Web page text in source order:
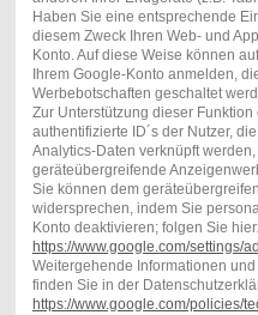
Haben Sie eine entsprechende
diesem Zweck Ihren Web- und
Konto. Auf diese Weise können
Ihrem Google-Konto anmelden,
Werbebotschaften geschaltet
Zur Unterstützung dieser
authentifizierte ID´s der Nutzer,
Analytics-Daten verknüpft
geräteübergreifende
Sie können dem
widersprechen, indem Sie
Konto deaktivieren; folgen Sie
https://www.google.com/settings/
Weitergehende Informationen
finden Sie in der
https://www.google.com/policies/